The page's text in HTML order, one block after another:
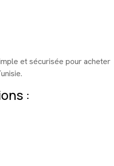
et sécurisée pour acheter
: